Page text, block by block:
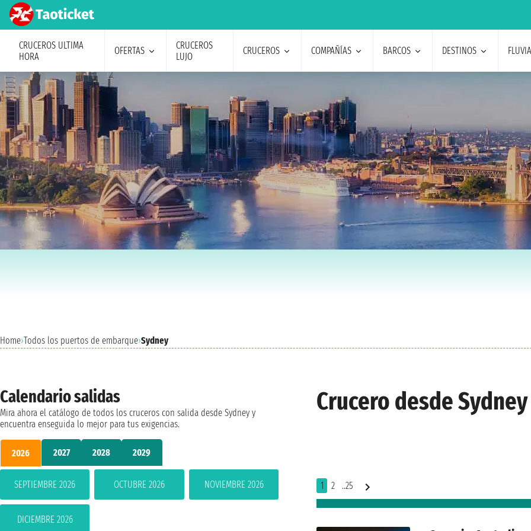
CRUCEROS ULTIMA
HORA
OFERTAS
CRUCEROS
LUJO
CRUCEROS COMPAÑÍAS BARCOS DESTINOS
Home›Todos los puertos de embarque›Sydney
Crucero desde Sydney
1 2 ..25
Calendario salidas
Mira ahora el catálogo de todos los cruceros con salida desde Sydney y
encuentra enseguida lo mejor para tus exigencias.
2026 2027 2028 2029
SEPTIEMBRE 2026 OCTUBRE 2026 NOVIEMBRE 2026
DICIEMBRE 2026